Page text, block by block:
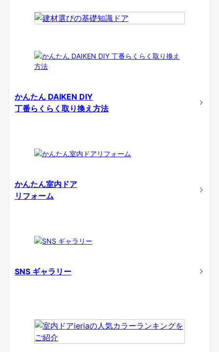
かんたん DAIKEN DIY
丁番らくらく取り換え方法
かんたん室内ドア
リフォーム
SNS ギャラリー